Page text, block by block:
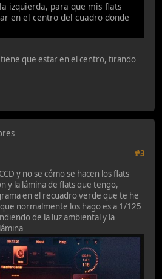
izquierda, para que mis flats
en el centro del cuadro donde
que estar en el centro, tirando
#3
y no se cómo se hacen los flats
y la lámina de flats que tengo,
en el recuadro verde que te he
normalmente los hago es a 1/125
de la luz ambiental y la